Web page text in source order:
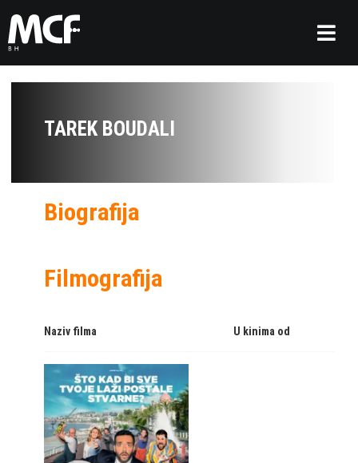
TAREK BOUDALI
Biografija
Filmografija
Naziv filma U kinima od